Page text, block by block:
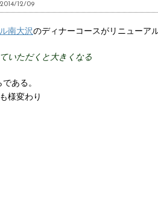
12/09
南大沢のディナーコースがリニューア
いただくと大きくなる
ある。
様変わり